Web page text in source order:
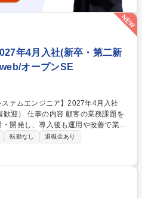
年4月入社(新卒・第二新
オープンSE
業務課題を
開発し、導入後も運用や改善で業務
力し未経験から成長できる環境が整
用・保守 ・インフラ関連業務（案件
転勤なし
退職金あり